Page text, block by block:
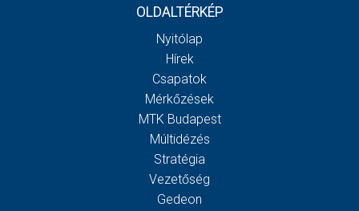
OLDALTÉRKÉP
Nyitólap
Hírek
Csapatok
Mérkőzések
MTK Budapest
Múltidézés
Stratégia
Vezetőség
Gedeon